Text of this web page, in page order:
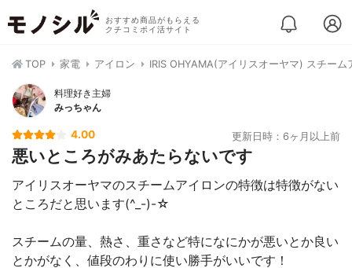
おすすめ商品がもらえる
クチコミポイ活サイト
TOP 家電 アイロン IRIS OHYAMA(アイリスオーヤマ) スチーム
料理好き主婦
みっちゃん
4.00 更新日時：6ヶ月以上前
悪いところがみあたらないです
アイリスオーヤマのスチームアイロンの特徴は特徴がない
ところだと思います(^_-)-☆
スチームの量、熱さ、重さなど特になにかが悪いとか良い
とかがなく、値段のわりに使い勝手がいいです！